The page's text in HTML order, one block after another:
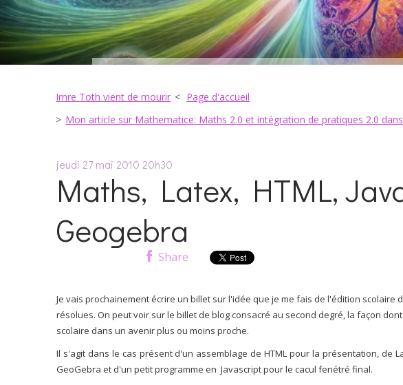
Imre Toth vient de mourir
Page d'accueil
Mon article sur Mathematice: Maths 2.0 et intégration de pratiques 2.0
jeudi 27 mai 2010 20h30
Maths, Latex, HTML,
Geogebra
Share
Je vais prochainement écrire un billet sur l'idée que je me fais de l'édition
résolues. On peut voir sur le billet de blog consacré au second degré, la façon
scolaire dans un avenir plus ou moins proche.
Il s'agit dans le cas présent d'un assemblage de HTML pour la présentation, de
GeoGebra et d'un petit programme en Javascript pour le cacul fenétré final.